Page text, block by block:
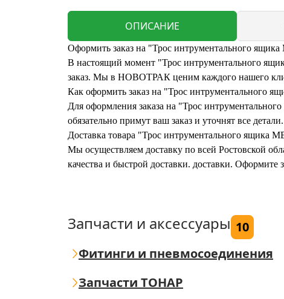
ОПИСАНИЕ
Оформить заказ на "Трос интрументального
В настоящий момент "Трос интрументального
заказ. Мы в НОВОТРАК ценим каждого нашего
Как оформить заказ на "Трос интрументального
Для оформления заказа на "Трос
обязательно примут ваш заказ и уточнят все детали.
Доставка товара "Трос интрументального ящика
Мы осуществляем доставку по всей Ростовской
качества и быстрой доставки. доставки.
Запчасти и аксессуары 10
Фитинги и пневмосоединения
Запчасти ТОНАР